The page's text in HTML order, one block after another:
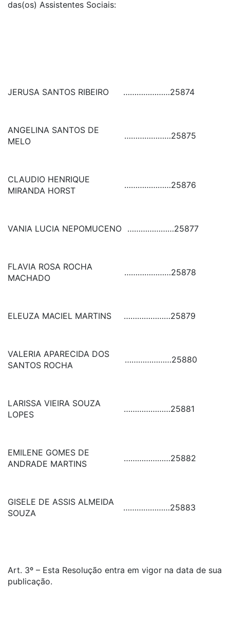
das(os) Assistentes Sociais:
JERUSA SANTOS RIBEIRO …………………25874
ANGELINA SANTOS DE
MELO
…………………25875
CLAUDIO HENRIQUE
MIRANDA HORST
…………………25876
VANIA LUCIA NEPOMUCENO …………………25877
FLAVIA ROSA ROCHA
MACHADO
…………………25878
ELEUZA MACIEL MARTINS …………………25879
VALERIA APARECIDA DOS
SANTOS ROCHA
…………………25880
LARISSA VIEIRA SOUZA
LOPES
…………………25881
EMILENE GOMES DE
ANDRADE MARTINS
…………………25882
GISELE DE ASSIS ALMEIDA
SOUZA
…………………25883
Art. 3º – Esta Resolução entra em vigor na data de sua
publicação.